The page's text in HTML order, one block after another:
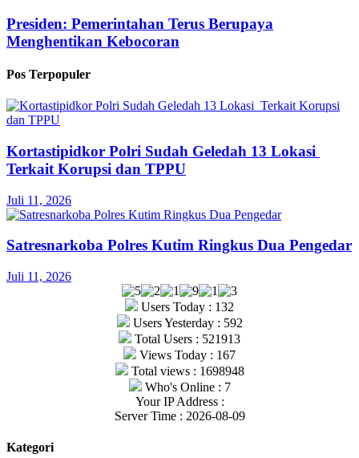
Presiden: Pemerintahan Terus Berupaya
Menghentikan Kebocoran
Pos Terpopuler
Kortastipidkor Polri Sudah Geledah 13 Lokasi
Terkait Korupsi dan TPPU
Juli 11, 2026
Satresnarkoba Polres Kutim Ringkus Dua Pengedar
Juli 11, 2026
Users Today : 132
Users Yesterday : 592
Total Users : 521913
Views Today : 167
Total views : 1698948
Who's Online : 7
Your IP Address :
Server Time : 2026-08-09
Kategori